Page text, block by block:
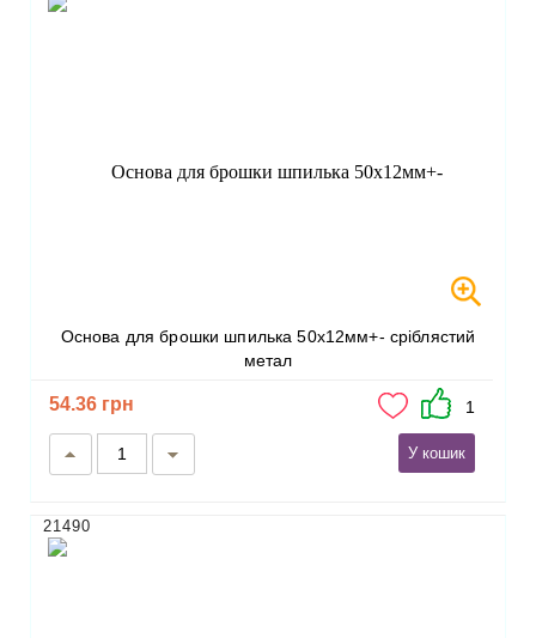
Основа для брошки шпилька 50х12мм+- сріблястий
метал
54.36 грн 1
У кошик
21490